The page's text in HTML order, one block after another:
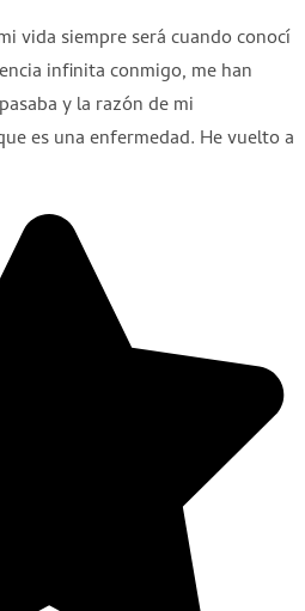
vida siempre será cuando conocí
infinita conmigo, me han
y la razón de mi
es una enfermedad. He vuelto a